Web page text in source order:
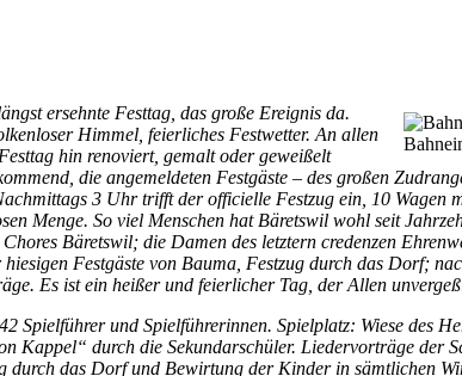
ersehnte Festtag, das große Ereignis da.
Himmel, feierliches Festwetter. An allen
hin renoviert, gemalt oder geweißelt
die angemeldeten Festgäste – des großen
3 Uhr trifft der officielle Festzug ein, 10 Wagen
Menge. So viel Menschen hat Bäretswil wohl seit
Bäretswil; die Damen des letztern credenzen
Festgäste von Bauma, Festzug durch das Dorf;
Es ist ein heißer und feierlicher Tag, der Allen
Spielführer und Spielführerinnen. Spielplatz: Wiese des
durch die Sekundarschüler. Liedervorträge der
das Dorf und Bewirtung der Kinder in sämtlichen